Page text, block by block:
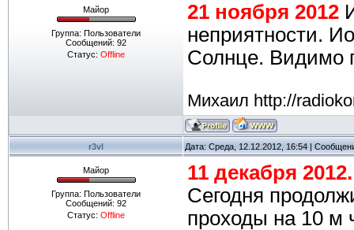
Майор
Группа: Пользователи
Сообщений: 92
Статус: Offline
21 ноября 2012
неприятности.
Солнце. Видимо
Михаил http://
r3vl Дата: Среда, 12.12.2012, 16:54 |
Майор
Группа: Пользователи
Сообщений: 92
Статус: Offline
11 декабря 2012.
Сегодня
проходы на 10 м